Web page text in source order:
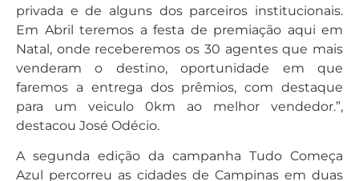
privada e de alguns dos parceiros institucionais.
Em Abril teremos a festa de premiação aqui em
Natal, onde receberemos os 30 agentes que mais
venderam o destino, oportunidade em que
faremos a entrega dos prêmios, com destaque
para um veiculo 0km ao melhor vendedor.”,
destacou José Odécio.
A segunda edição da campanha Tudo Começa
Azul percorreu as cidades de Campinas em duas